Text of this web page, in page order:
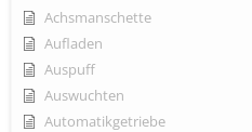
Achsmanschette
Aufladen
Auspuff
Auswuchten
Automatikgetriebe